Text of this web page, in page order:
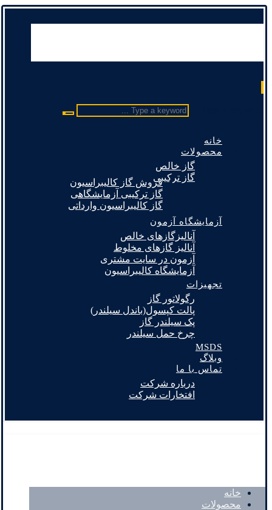
خانه
محصولات
گاز خالص
گاز ترکیبیفروش گاز کالیبراسیون
گاز ترکیبی آزمایشگاهی
گاز کالیبراسیون وارداتی
آزمایشگاه آزمون
آنالیزگازهای خالص
آنالیز گازهای مخلوط
آزمون در سایت مشتری
آزمایشگاه کالیبراسیون
تجهیزات
رگولاتور گاز
پالت کپسول(باندل سیلندر)
پک سیلندر گاز
چرخ حمل سیلندر
MSDS
وبلاگ
تماس با ما
درباره شرکت
افتخارات شرکت
خانه
محصولات